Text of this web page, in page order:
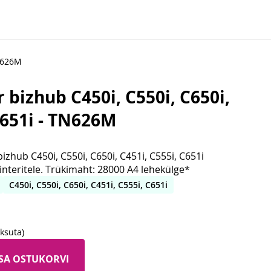
C450i, C550i, C650i,
- TN626M
C450i, C550i, C650i, C451i, C555i, C651i
Trükimaht: 28000 A4 lehekülge*
C450i, C550i, C650i, C451i, C555i, C651i
OSTUKORVI